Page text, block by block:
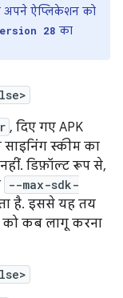
अपने ऐप्लिकेशन को
28 का
, दिए गए APK
स्कीम का
डिफ़ॉल्ट रूप से,
--max-sdk-
है. इससे यह तय
को कब लागू करना